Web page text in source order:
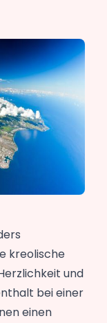
kreolische
und
bei einer
einen